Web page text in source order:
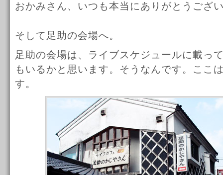
おかみさん、いつも本当にありがとうござ
そして足助の会場へ。
足助の会場は、ライブスケジュールに載っ
もいるかと思います。そうなんです。ここ
す。